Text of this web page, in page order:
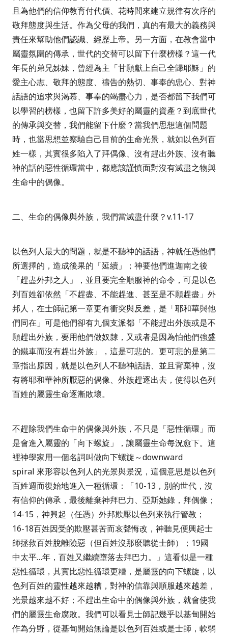
且為他們的信仰教育付代價、花時間來建立規律有次序的
敬拜態度與生活。作為父母的我們，真的有最大的義務與
責任來幫助他們認識、經歷上帝。另一方面，在教會當中
屬靈氛圍的傳承，世代的交替可以留下什麼榜樣？這一代
年長的弟兄姊妹，曾經為主「甘願獻上自己全歸耶穌」的
愛主心志、敬拜的態度、禱告的熱切、事奉的忠心、對神
話語的追求與渴慕、事奉的竭盡心力，是否都留下我們可
以學習的榜樣，也留下許多美好的屬靈的資產？到底世代
的傳承與交替，我們能留下什麼？當我們思想這個問題
時，也當思想並察驗自己目前的生命光景，就如以色列百
姓一樣，其實很多陷入了拜偶像、沒有趕出外族、沒有聽
神的話的惡性循環當中，都應該謹慎面對沒有滅盡之物與
生命中的偶像。
二、生命的偶像與外族，我們當滅盡什麼？v.11-17
以色列人最大的問題，就是不聽神的話語，神就任憑他們
所選擇的，造成後果的「延續」；神要他們進迦南之後
「趕盡外邦之人」，並且要完全順服神的命令，可是以色
列百姓卻依然「不趕盡、不能趕進、甚至是不願趕盡」外
邦人，在士師記第一章更有衝突與反差，是「耶和華與他
們同在」可是他們卻有九個支派都「不能趕出外族或是不
願趕出外族，要用他們做奴隸，又或者是因為怕他們強盛
的鐵車而沒有趕出外族」，這是可悲的。更可悲的是第二
章指出原因，就是以色列人不聽神話語、並且背棄神，沒
有將耶和華神所厭惡的偶像、外族趕逐出去，使得以色列
百姓的屬靈生命逐漸敗壞。
不趕除我們生命中的偶像與外族，不只是「惡性循環」而
是會進入屬靈的「向下螺旋」，讓屬靈生命每況愈下。這
裡神學家用一個名詞叫做向下螺旋～downward
spiral 來形容以色列人的光景與景況，這個意思是以色列
百姓週而復始地進入一種循環：「10-13 ，別的世代，沒
有信仰的傳承，最後離棄神拜巴力、亞斯她錄，拜偶像；
14-15 ，神興起（任憑）外邦欺壓以色列來執行管教；
16-18百姓因受的欺壓甚苦而哀聲悔改，神聽見便興起士
師拯救百姓脫離險惡（但百姓沒那麼聽從士師）； 19國
中太平…年，百姓又繼續墮落去拜巴力。」 這看似是一種
惡性循環，其實比惡性循環更糟，是屬靈的向下螺旋，以
色列百姓的靈性越來越糟，對神的信靠與順服越來越差，
光景越來越不好；不趕出生命中的偶像與外族，就會使我
們的屬靈生命腐敗。我們可以看見士師記幾乎以基甸開始
作為分野，從基甸開始無論是以色列百姓或是士師，軟弱